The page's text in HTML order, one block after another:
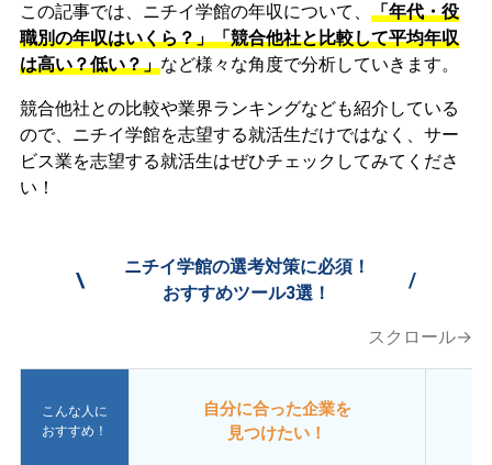
この記事では、ニチイ学館の年収について、 「年代・役
職別の年収はいくら？」「競合他社と比較して平均年収
は高い？低い？」など様々な角度で分析していきます。
競合他社との比較や業界ランキングなども紹介している
ので、ニチイ学館を志望する就活生だけではなく、サー
ビス業を志望する就活生はぜひチェックしてみてくださ
い！
\
ニチイ学館の選考対策に必須！
おすすめツール3選！
/
スクロール→
こんな人に
おすすめ！
自分に合った企業を
見つけたい！